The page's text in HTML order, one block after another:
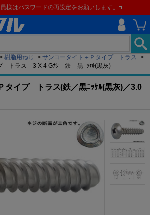
様はパスワードの再設定をお願いします。
> 樹脂用ねじ > サンコータイト＋Ｐタイプ トラス >
トラス – 3 X 4 Gﾅｼ – 鉄 – 黒ﾆｯｹﾙ(黒灰)
タイプ トラス(鉄／黒ﾆｯｹﾙ(黒灰)／3.0